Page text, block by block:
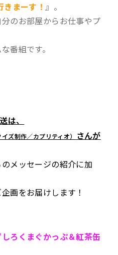
きまーす！』。
のお部屋からお仕事やプ
番組です。
は、
イズ制作／カプリティオ）
さんが
メッセージの紹介に加
画をお届けします！
しろくまぐかっぷ＆紅茶缶